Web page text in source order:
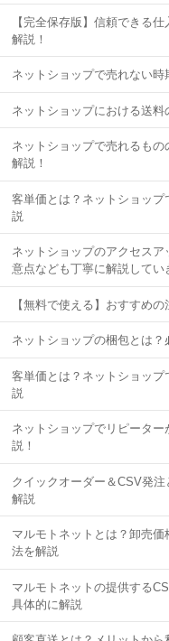
【完全保存版】信頼できる
解説！
ネットショップで売れない時
ネットショップにおける送料
ネットショップで売れるも
解説！
客単価とは？ネットショッ
説
ネットショップのアクセス
意点なども丁寧に解説してい
【無料で使える】おすすめ
ネットショップの梱包とは
客単価とは？ネットショッ
説
ネットショップでリピータ
説！
クイックオーダー＆CSV発
解説
マルモトネットとは？卸売
法を解説
マルモトネットの提供する
具体的に解説